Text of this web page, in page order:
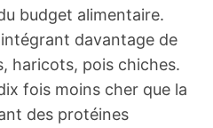
budget alimentaire.
davantage de
haricots, pois chiches.
fois moins cher que la
des protéines